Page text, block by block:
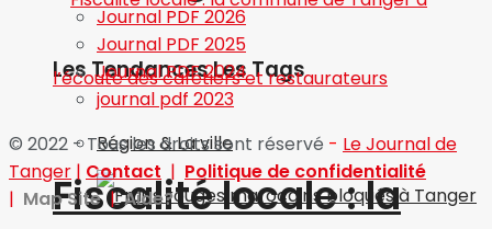
Les Tendances Les Tags
Région & La ville
Fiscalité locale : la
Journal PDF 2026
Journal PDF 2025
Journal PDF 2024
journal pdf 2023
© 2022 - Tous les droits sont réservé - Le Journal de
Tanger | Contact | Politique de confidentialité
| Map Site|Aide?